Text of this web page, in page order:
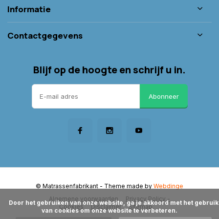
Informatie
Contactgegevens
Blijf op de hoogte en schrijf u in.
Abonneer
Algemene voorwaarden
Privacy Policy -
Cookies
Disclaimer Sitemap
© Matrassenfabrikant - Theme made by Webdinge
van cookies om onze website te verbeteren.